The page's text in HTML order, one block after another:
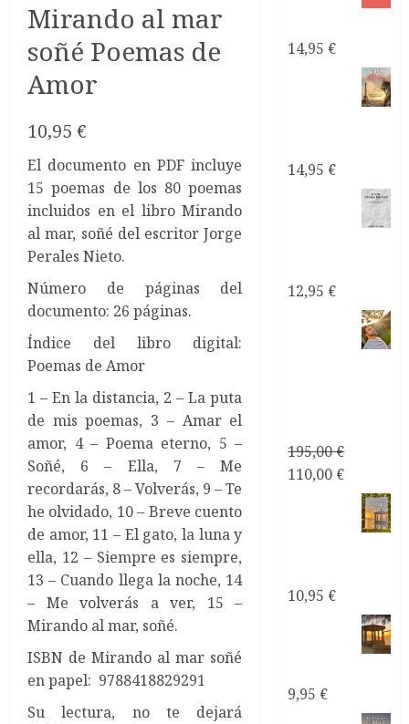
Mirando al mar
soñé Poemas de
Amor
10,95 €
El documento en PDF incluye
15 poemas de los 80 poemas
incluidos en el libro Mirando
al mar, soñé del escritor Jorge
Perales Nieto.
Número de páginas del
documento: 26 páginas.
Índice del libro digital:
Poemas de Amor
1 – En la distancia, 2 – La puta
de mis poemas, 3 – Amar el
amor, 4 – Poema eterno, 5 –
Soñé, 6 – Ella, 7 – Me
recordarás, 8 – Volverás, 9 – Te
he olvidado, 10 – Breve cuento
de amor, 11 – El gato, la luna y
ella, 12 – Siempre es siempre,
13 – Cuando llega la noche, 14
– Me volverás a ver, 15 –
Mirando al mar, soñé.
ISBN de Mirando al mar soñé
en papel: 9788418829291
Su lectura, no te dejará
14,95 €
14,95 €
12,95 €
195,00€
El
110,00 €El
precio
actual
10,95 €
9,95 €